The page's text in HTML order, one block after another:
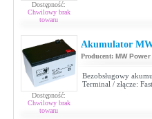
Dostępność:
Chwilowy brak
towaru
Dostępność:
Chwilowy brak
towaru
Akumulator
Producent: MW Power
Bezobsługowy
Terminal / złącze: